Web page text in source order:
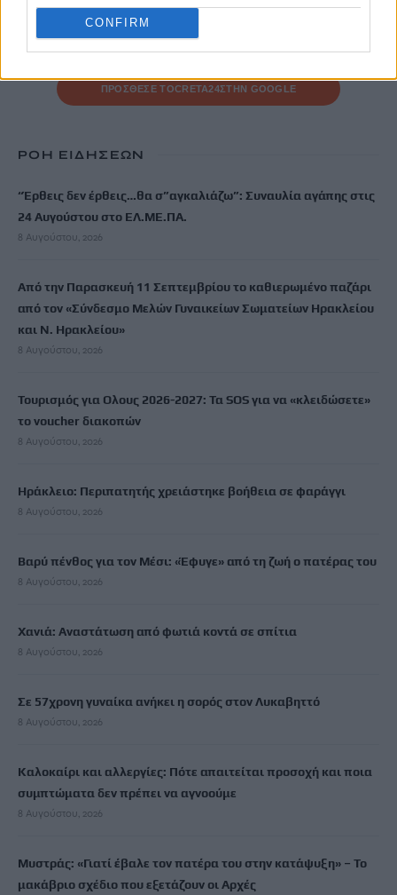
CONFIRM
Μην χάνεις είδηση. Βάλε το
ΠΡΟΣΘΕΣΕ ΤΟCRETA24ΣΤΗΝ GOOGLE
ΡΟΗ ΕΙΔΗΣΕΩΝ
“Έρθεις δεν έρθεις…θα σ”αγκαλιάζω”: Συναυλία αγάπης στις
24 Αυγούστου στο ΕΛ.ΜΕ.ΠΑ.
8 Αυγούστου, 2026
Από την Παρασκευή 11 Σεπτεμβρίου το καθιερωμένο παζάρι
από τον «Σύνδεσμο Μελών Γυναικείων Σωματείων Ηρακλείου
και Ν. Ηρακλείου»
8 Αυγούστου, 2026
Τουρισμός για Ολους 2026-2027: Τα SOS για να «κλειδώσετε»
το voucher διακοπών
8 Αυγούστου, 2026
Ηράκλειο: Περιπατητής χρειάστηκε βοήθεια σε φαράγγι
8 Αυγούστου, 2026
Βαρύ πένθος για τον Μέσι: «Έφυγε» από τη ζωή ο πατέρας του
8 Αυγούστου, 2026
Χανιά: Αναστάτωση από φωτιά κοντά σε σπίτια
8 Αυγούστου, 2026
Σε 57χρονη γυναίκα ανήκει η σορός στον Λυκαβηττό
8 Αυγούστου, 2026
Καλοκαίρι και αλλεργίες: Πότε απαιτείται προσοχή και ποια
συμπτώματα δεν πρέπει να αγνοούμε
8 Αυγούστου, 2026
Μυστράς: «Γιατί έβαλε τον πατέρα του στην κατάψυξη» – Το
μακάβριο σχέδιο που εξετάζουν οι Αρχές